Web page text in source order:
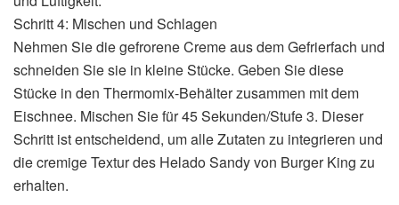
Schritt 4: Mischen und Schlagen
Nehmen Sie die gefrorene Creme aus dem Gefrierfach und
schneiden Sie sie in kleine Stücke. Geben Sie diese
Stücke in den Thermomix-Behälter zusammen mit dem
Eischnee. Mischen Sie für 45 Sekunden/Stufe 3. Dieser
Schritt ist entscheidend, um alle Zutaten zu integrieren und
die cremige Textur des Helado Sandy von Burger King zu
erhalten.